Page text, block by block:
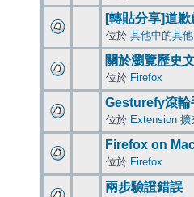
[轉貼分享]道歉
位於 其他中的其他
關於瀏覽歷史
位於 Firefox
Gesturefy滾輪
位於 Extension 擴
Firefox on
位於 Firefox
兩步驗證錯誤